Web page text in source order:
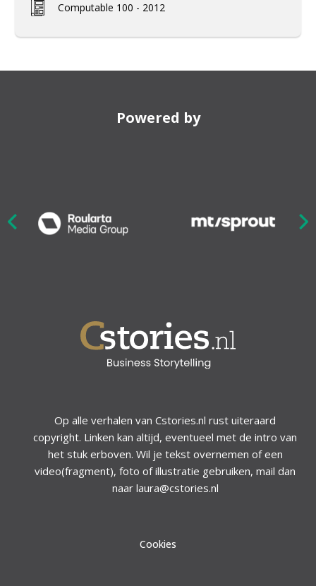
Computable 100 - 2012
Powered by
Op alle verhalen van Cstories.nl rust uiteraard
copyright. Linken kan altijd, eventueel met de intro van
het stuk erboven. Wil je tekst overnemen of een
video(fragment), foto of illustratie gebruiken, mail dan
naar laura@cstories.nl
Cookies